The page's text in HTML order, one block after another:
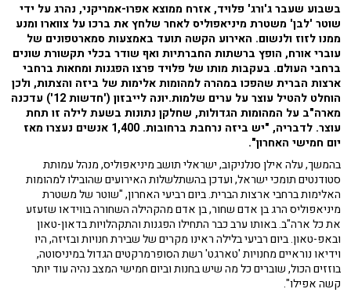
בשבוע שעבר ג'ורג' פלויד, אזרח ממוצא אפרו-אמריקני, נהרג על ידי
שוטר 'לבן' משטרת מיניאפוליס לאחר שלחץ את ברכו על צווארו ומנע
ממנו לזוז ולנשום. האירוע הקשה תועד באמצעות סמארטפונים של
עוברי אורח, הופץ ברשתות החברתיות ואף שודר בכלי תקשורת שונים
ברחבי העולם. בעקבות מותו של פלויד פרצו הפגנות ומחאות ברחבי
ארצות הברית שהפכו במהרה למהומות אלימות של ביזה והצתות, ולכן
הוחלט להטיל עוצר על ערים שלמות.יונה לייבזון ('חדשות 12') עדכנה
מארה"ב על המהומות הגדולות, שחלקן נתונות בשעת לילה זו תחת
עוצר. לדבריה, "יש ביזה נרחבת ברחובות. 1,400 אנשים נעצרו מאז
יום חמישי האחרון".
בהמשך, עלה אילן סנלניקוב, ישראלי תושב מיניאפוליס, מנהל עמותת
סטודנטים תומכי ישראל, ועדכן בהשתלשלות האירועים שהובילו למהומות
האלימות ברחבי ארצות הברית. ביום רביעי האחרון, "שוטר של משטרת
מיניאפוליס הרג בן אדם שחור, בן אדם מהקהילה השחורה בווידאו שזעזע
את כל ארה"ב. באותו ערב כבר התחילו הפגנות והתקהלויות בדאון-טאון
ובאפ-טאון. ביום רביעי בלילה ראינו מקרים של שבירת חנויות ובזיזה, היו
וידיאו נוראיים מחנויות 'טארגט' רשת הסופרמרקטים הגדול במיניסוטה,
בוזזים הכול, שוברים כל מה שיש בחנות וביום חמישי המצב נהיה עוד יותר
קשה אפילו".